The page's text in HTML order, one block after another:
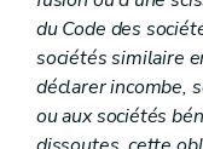
du Code des
sociétés similaire
déclarer incombe,
ou aux sociétés